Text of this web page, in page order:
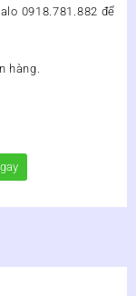
0918.781.882 để
hàng.